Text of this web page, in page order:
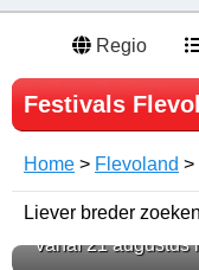
Regio
Festivals
Home > Flevoland >
Liever breder
Lowlands
vanaf 21 augustus